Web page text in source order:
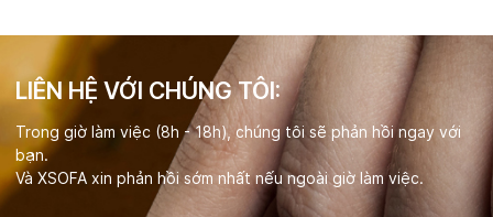
LIÊN HỆ VỚI CHÚNG TÔI:
Trong giờ làm việc (8h - 18h), chúng tôi sẽ phản hồi ngay với
bạn.
Và XSOFA xin phản hồi sớm nhất nếu ngoài giờ làm việc.